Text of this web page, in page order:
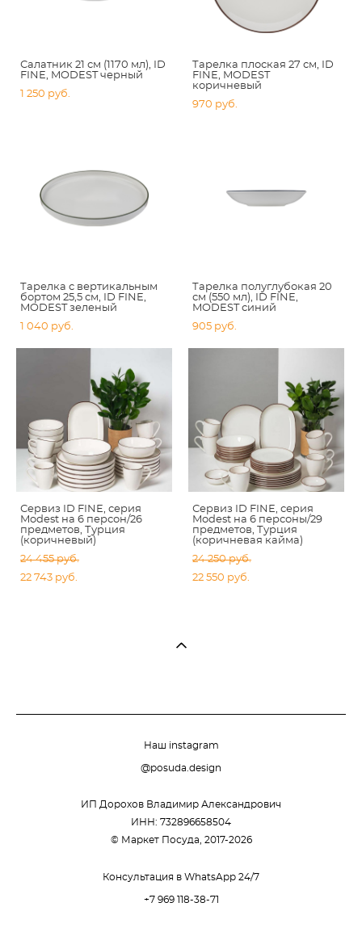
Салатник 21 см (1170 мл), ID
FINE, MODEST черный
1 250 pуб.
Тарелка плоская 27 см, ID
FINE, MODEST
коричневый
970 pуб.
Тарелка с вертикальным
бортом 25,5 см, ID FINE,
MODEST зеленый
1 040 pуб.
Тарелка полуглубокая 20
см (550 мл), ID FINE,
MODEST синий
905 pуб.
Сервиз ID FINE, серия
Modest на 6 персон/26
предметов, Турция
(коричневый)
24 455 pуб.
22 743 pуб.
Сервиз ID FINE, серия
Modest на 6 персоны/29
предметов, Турция
(коричневая кайма)
24 250 pуб.
22 550 pуб.
Наш instagram
@posuda.design
ИП Дорохов Владимир Александрович
ИНН: 732896658504
© Маркет Посуда, 2017-2026
Консультация в WhatsApp 24/7
+7 969 118-38-71